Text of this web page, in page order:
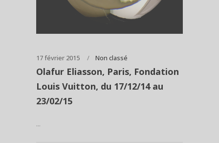
17 février 2015 Non classé
Olafur Eliasson, Paris, Fondation
Louis Vuitton, du 17/12/14 au
23/02/15
...